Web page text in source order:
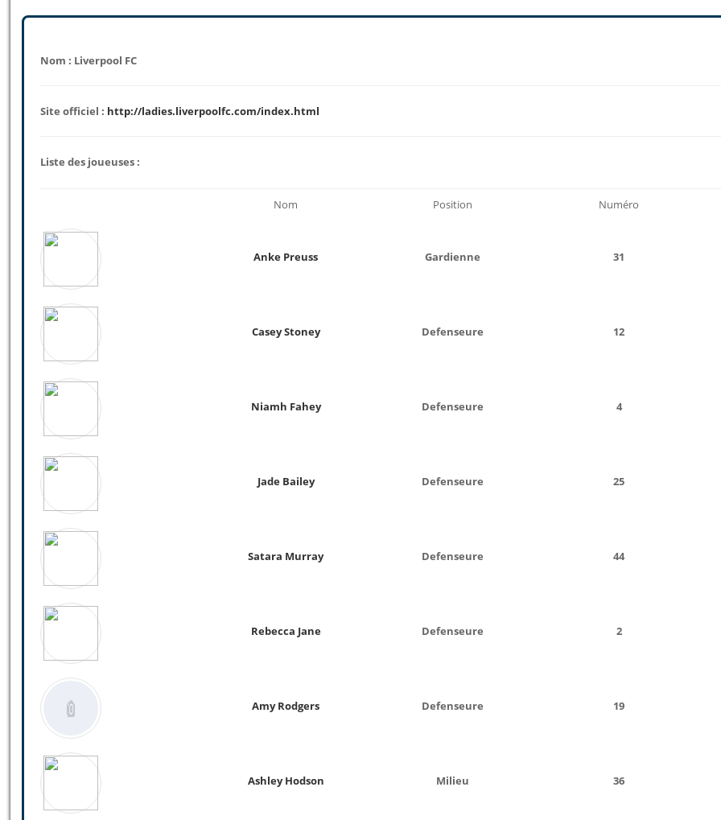
Nom : Liverpool FC
Site officiel : http://ladies.liverpoolfc.com/index.html
Liste des joueuses :
Nom Position Numéro
Anke Preuss Gardienne 31
Casey Stoney Defenseure 12
Niamh Fahey Defenseure 4
Jade Bailey Defenseure 25
Satara Murray Defenseure 44
Rebecca Jane Defenseure 2
Amy Rodgers Defenseure 19
Ashley Hodson Milieu 36